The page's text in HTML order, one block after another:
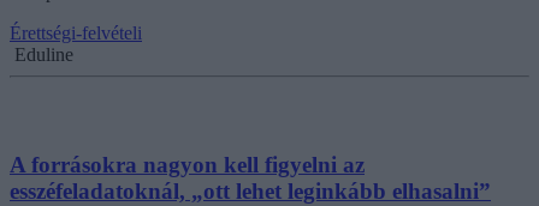
Érettségi-felvételi
Eduline
A forrásokra nagyon kell figyelni az
esszéfeladatoknál, „ott lehet leginkább elhasalni”